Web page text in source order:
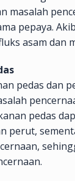
masalah
pepaya.
asam dan
pedas dan
pedas
perut,